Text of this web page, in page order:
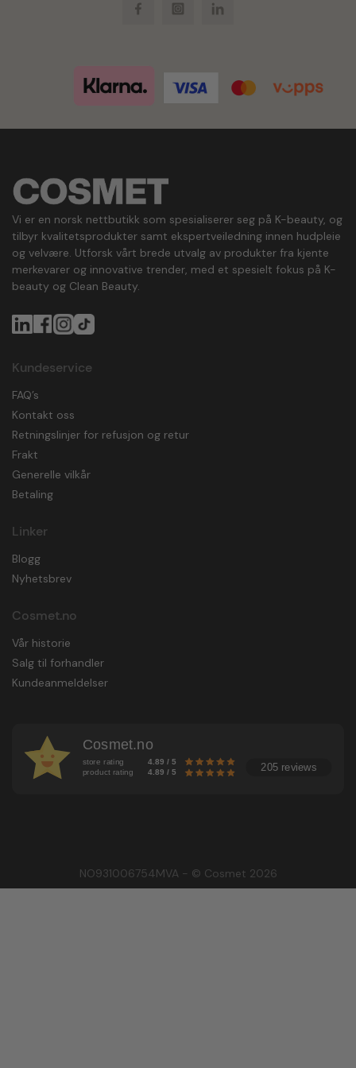
FacebookInstagramLinkedIn
Vi er en norsk nettbutikk som spesialiserer seg på K-beauty, og
tilbyr kvalitetsprodukter samt ekspertveiledning innen hudpleie
og velvære. Utforsk vårt brede utvalg av produkter fra kjente
merkevarer og innovative trender, med et spesielt fokus på K-
beauty og Clean Beauty.
Kundeservice
FAQ’s
Kontakt oss
Retningslinjer for refusjon og retur
Frakt
Generelle vilkår
Betaling
Linker
Blogg
Nyhetsbrev
Cosmet.no
Vår historie
Salg til forhandler
Kundeanmeldelser
Cosmet.no
store rating 4.89 / 5
product rating 4.89 / 5 205 reviews
NO931006754MVA - © Cosmet 2026